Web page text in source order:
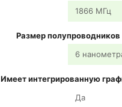
1866 МГц
Размер полупроводников
6
Имеет интегрированную
Да